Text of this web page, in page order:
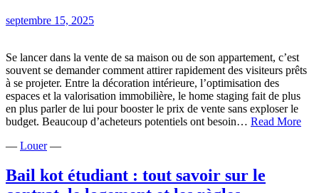
du
juge
septembre 15, 2025
Se lancer dans la vente de sa maison ou de son appartement, c’est
souvent se demander comment attirer rapidement des visiteurs prêts
à se projeter. Entre la décoration intérieure, l’optimisation des
espaces et la valorisation immobilière, le home staging fait de plus
en plus parler de lui pour booster le prix de vente sans exploser le
budget. Beaucoup d’acheteurs potentiels ont besoin… Read More
— Louer—
Bail kot étudiant : tout savoir sur le